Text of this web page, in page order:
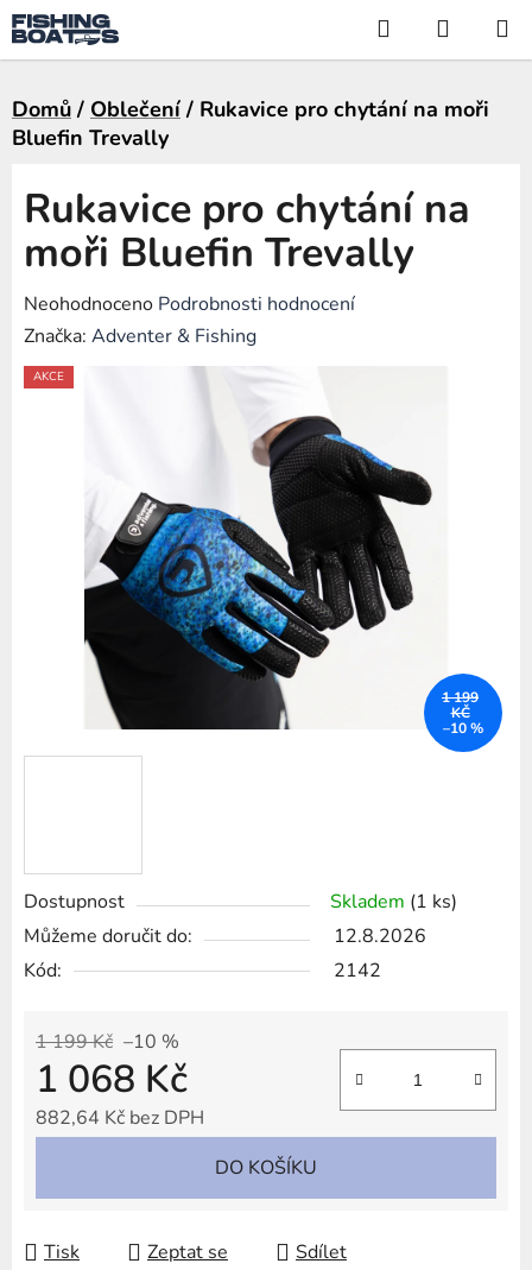
Přejít
na
obsah
Hledat
KOŠÍK
Domů / Oblečení / Rukavice pro chytání na moři
Bluefin Trevally
Dostupnost Skladem (1 ks)
Můžeme doručit do:
12.8.2026
Kód:
2142
1 199 Kč –10 %
1 068 Kč
882,64 Kč bez DPH
DO KOŠÍKU
Tisk Zeptat se Sdílet
Rukavice pro chytání na
moři Bluefin Trevally
Průměrné
hodnocení
produktu
hvězdiček.
Neohodnoceno Podrobnosti hodnocení
Značka: Adventer & Fishing
AKCE
1 199
KČ
–10 %